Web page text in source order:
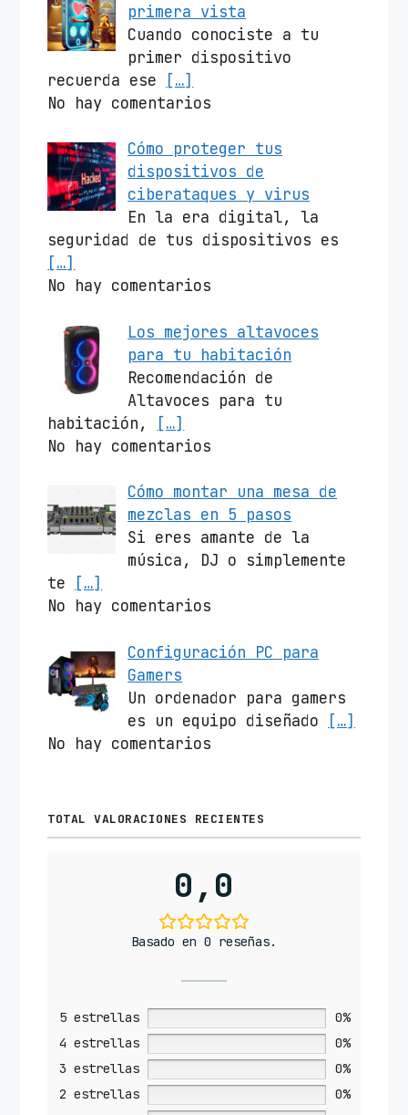
primera vista
Cuando conociste a tu
primer dispositivo
recuerda ese
[…]
No hay comentarios
Cómo proteger tus
dispositivos de
ciberataques y virus
En la era digital, la
seguridad de tus dispositivos es
[…]
No hay comentarios
Los mejores altavoces
para tu habitación
Recomendación de
Altavoces para tu
habitación,
[…]
No hay comentarios
Cómo montar una mesa de
mezclas en 5 pasos
Si eres amante de la
música, DJ o simplemente
te
[…]
No hay comentarios
Configuración PC para
Gamers
Un ordenador para gamers
es un equipo diseñado
[…]
No hay comentarios
TOTAL VALORACIONES RECIENTES
0,0
Basado en 0 reseñas.
5 estrellas
0%
4 estrellas
0%
3 estrellas
0%
2 estrellas
0%